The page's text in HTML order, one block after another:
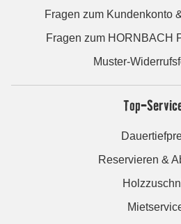
Fragen zum Kundenkonto
Fragen zum HORNBACH
Muster-
Top-
Reservieren &